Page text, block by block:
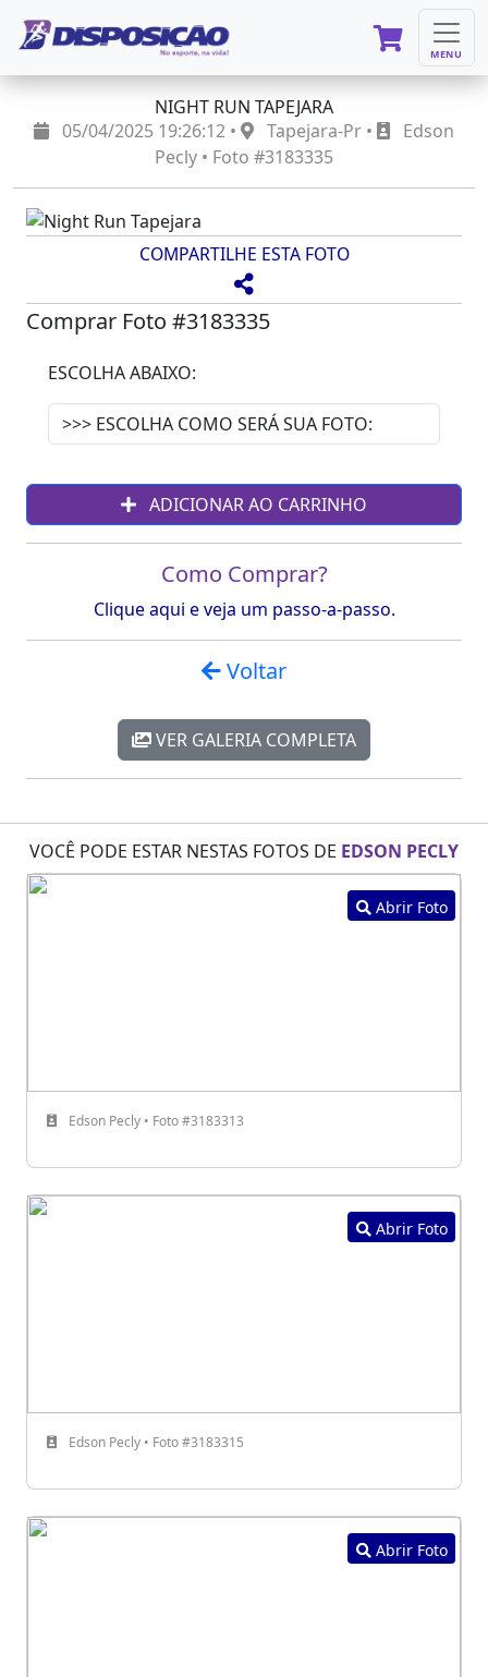
MENU
NIGHT RUN TAPEJARA
05/04/2025 19:26:12 •
Tapejara-Pr •
Edson
Pecly • Foto #3183335
COMPARTILHE ESTA FOTO
Comprar Foto #3183335
ESCOLHA ABAIXO:
ADICIONAR AO CARRINHO
Como Comprar?
Clique aqui e veja um passo-a-passo.
Voltar
VER GALERIA COMPLETA
VOCÊ PODE ESTAR NESTAS FOTOS DE EDSON PECLY
Abrir Foto
Edson Pecly • Foto #3183313
Abrir Foto
Edson Pecly • Foto #3183315
Abrir Foto